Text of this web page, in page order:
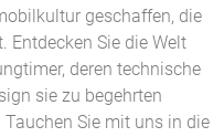
geschaffen, die
Sie die Welt
deren technische
sie zu begehrten
Sie mit uns in die